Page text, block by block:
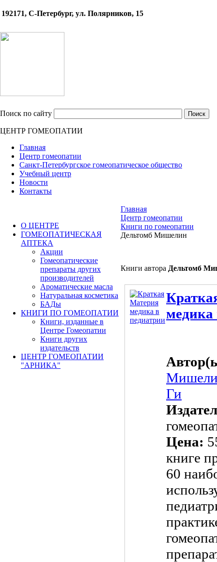
192171, С-Петербург, ул. Полярников, 15
Поиск по сайту
ЦЕНТР ГОМЕОПАТИИ
Главная
Центр гомеопатии
Санкт-Петербургское гомеопатическое общество
Учебный центр
Новости
Контакты
О ЦЕНТРЕ
ГОМЕОПАТИЧЕСКАЯ
АПТЕКА
Акции
Гомеопатические
препараты других
производителей
Ароматические масла
Натуральная косметика
БАДы
КНИГИ ПО ГОМЕОПАТИИ
Книги, изданные в
Центре Гомеопатии
Книги других
издательств
ЦЕНТР ГОМЕОПАТИИ
"АРНИКА"
Главная
Центр гомеопатии
Книги по гомеопатии
Дельтомб Мишелин
Книги автора Дельтомб
медика
Ги
Цена:
книге
60